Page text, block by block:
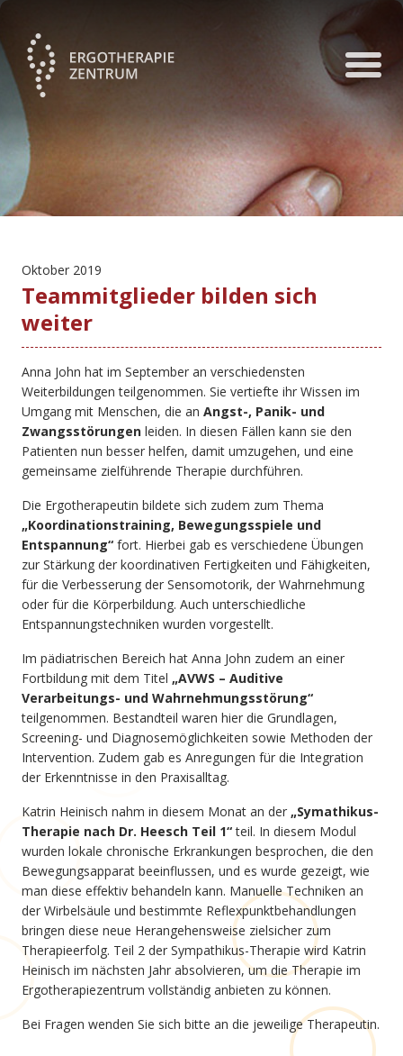
Oktober 2019
Teammitglieder bilden sich
weiter
Anna John hat im September an verschiedensten
Weiterbildungen teilgenommen. Sie vertiefte ihr Wissen im
Umgang mit Menschen, die an Angst-, Panik- und
Zwangsstörungen leiden. In diesen Fällen kann sie den
Patienten nun besser helfen, damit umzugehen, und eine
gemeinsame zielführende Therapie durchführen.
Die Ergotherapeutin bildete sich zudem zum Thema
„Koordinationstraining, Bewegungsspiele und
Entspannung“ fort. Hierbei gab es verschiedene Übungen
zur Stärkung der koordinativen Fertigkeiten und Fähigkeiten,
für die Verbesserung der Sensomotorik, der Wahrnehmung
oder für die Körperbildung. Auch unterschiedliche
Entspannungstechniken wurden vorgestellt.
Im pädiatrischen Bereich hat Anna John zudem an einer
Fortbildung mit dem Titel „AVWS – Auditive
Verarbeitungs- und Wahrnehmungsstörung“
teilgenommen. Bestandteil waren hier die Grundlagen,
Screening- und Diagnosemöglichkeiten sowie Methoden der
Intervention. Zudem gab es Anregungen für die Integration
der Erkenntnisse in den Praxisalltag.
Katrin Heinisch nahm in diesem Monat an der „Symathikus-
Therapie nach Dr. Heesch Teil 1“teil. In diesem Modul
wurden lokale chronische Erkrankungen besprochen, die den
Bewegungsapparat beeinflussen, und es wurde gezeigt, wie
man diese effektiv behandeln kann. Manuelle Techniken an
der Wirbelsäule und bestimmte Reflexpunktbehandlungen
bringen diese neue Herangehensweise zielsicher zum
Therapieerfolg. Teil 2 der Sympathikus-Therapie wird Katrin
Heinisch im nächsten Jahr absolvieren, um die Therapie im
Ergotherapiezentrum vollständig anbieten zu können.
Bei Fragen wenden Sie sich bitte an die jeweilige Therapeutin.